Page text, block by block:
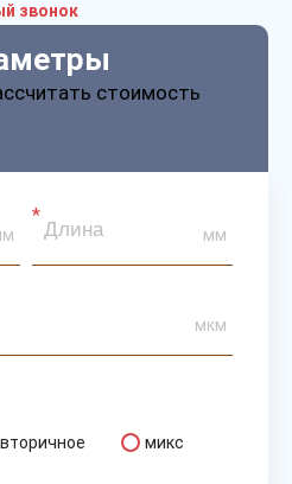
звонок
стоимость
мм
мкм
вторичное микс